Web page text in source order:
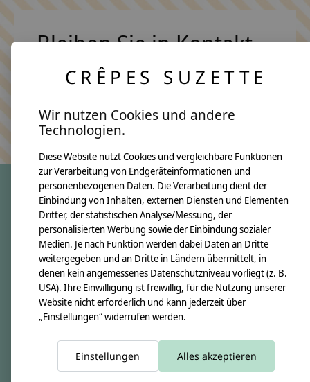
Bleiben Sie in Kontakt
Keine Sorge, wir übertreiben es nicht
crêpes suzette
Über uns
Unsere Creppies
Nähkästchen
Unsere Stoffe
Impressum
Informationen
CRÊPES SUZETTE
Wir nutzen Cookies und andere
Technologien.
Diese Website nutzt Cookies und vergleichbare Funktionen
zur Verarbeitung von Endgeräteinformationen und
personenbezogenen Daten. Die Verarbeitung dient der
Einbindung von Inhalten, externen Diensten und Elementen
Dritter, der statistischen Analyse/Messung, der
personalisierten Werbung sowie der Einbindung sozialer
Medien. Je nach Funktion werden dabei Daten an Dritte
weitergegeben und an Dritte in Ländern übermittelt, in
denen kein angemessenes Datenschutzniveau vorliegt (z. B.
USA). Ihre Einwilligung ist freiwillig, für die Nutzung unserer
Website nicht erforderlich und kann jederzeit über
„Einstellungen“ widerrufen werden.
Einstellungen Alles akzeptieren